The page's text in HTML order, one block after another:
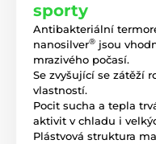
sporty
Antibakteriální
nanosilver® jsou
mrazivého počasí.
Se zvyšující se zátěží
vlastností.
Pocit sucha a tepla
aktivit v chladu i
Plástvová struktura